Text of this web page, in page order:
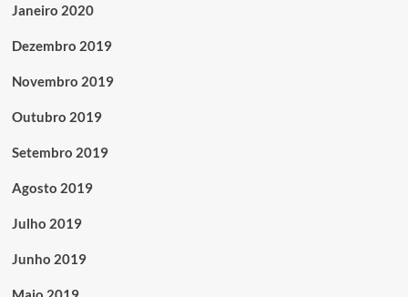
Janeiro 2020
Dezembro 2019
Novembro 2019
Outubro 2019
Setembro 2019
Agosto 2019
Julho 2019
Junho 2019